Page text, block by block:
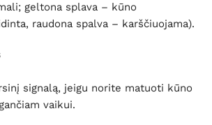
geltona splava – kūno
raudona spalva – karščiuojama).
signalą, jeigu norite matuoti kūno
vaikui.